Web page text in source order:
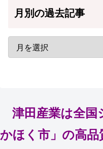
月別の過去記事
津田産業は全国
かほく市」の高